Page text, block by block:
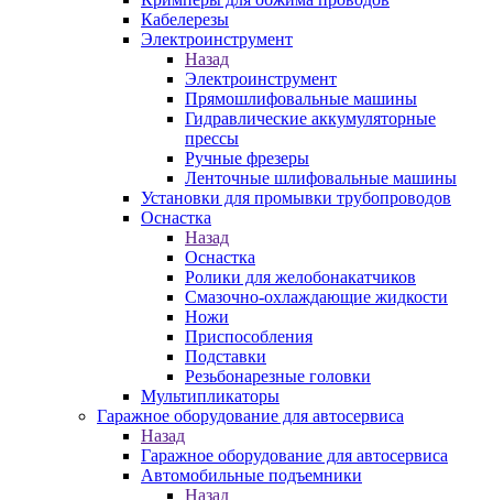
Кабелерезы
Электроинструмент
Назад
Электроинструмент
Прямошлифовальные машины
Гидравлические аккумуляторные
прессы
Ручные фрезеры
Ленточные шлифовальные машины
Установки для промывки трубопроводов
Оснастка
Назад
Оснастка
Ролики для желобонакатчиков
Смазочно-охлаждающие жидкости
Ножи
Приспособления
Подставки
Резьбонарезные головки
Мультипликаторы
Гаражное оборудование для автосервиса
Назад
Гаражное оборудование для автосервиса
Автомобильные подъемники
Назад